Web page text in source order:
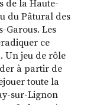
de la Haute-
du Pâtural des
Garous. Les
ce
Un jeu de rôle
à partir de
toute la
sur-Lignon